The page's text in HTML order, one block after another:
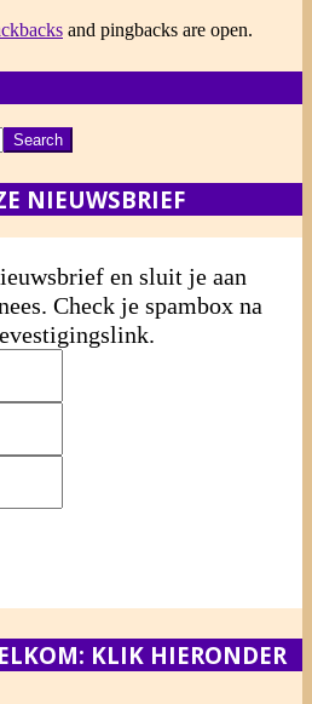
and pingbacks are open.
NIEUWSBRIEF
en sluit je aan
Check je spambox na
KLIK HIERONDER